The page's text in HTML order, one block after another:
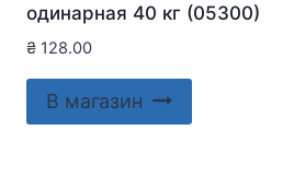
одинарная 40 кг (05300)
₴ 128.00
В магазин